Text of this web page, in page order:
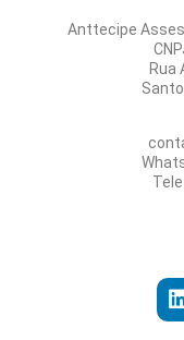
Anttecipe
Rua